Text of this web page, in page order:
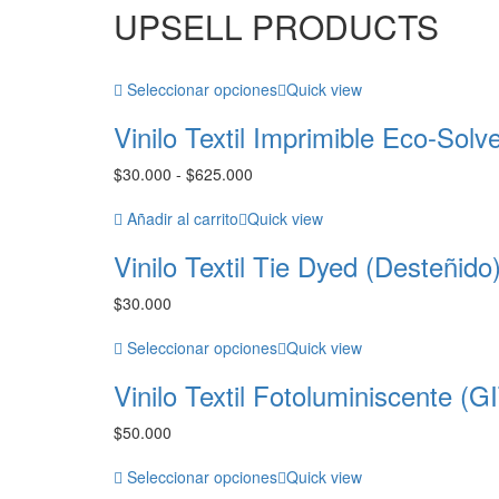
UPSELL PRODUCTS
Seleccionar opciones Quick view
Vinilo Textil Imprimible Eco-
$30.000 - $625.000
precios:
$30.000
hasta
Añadir al carrito Quick view
Vinilo Textil Tie Dyed (Desteñido)
$30.000
Seleccionar opciones Quick view
Vinilo Textil Fotoluminiscente
$50.000
Seleccionar opciones Quick view